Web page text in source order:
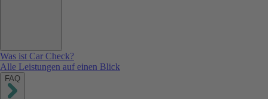
Was ist Car Check?
Alle Leistungen auf einen Blick
FAQ